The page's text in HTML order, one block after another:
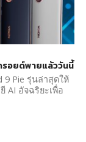
รอยด์พายแล้ววันนี้
9 Pie รุ่นล่าสุดให้
AI อัจฉริยะเพื่อ